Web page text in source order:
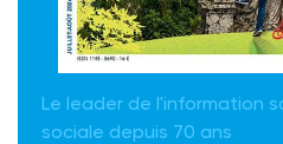
Le leader de l'information
sociale depuis 70 ans